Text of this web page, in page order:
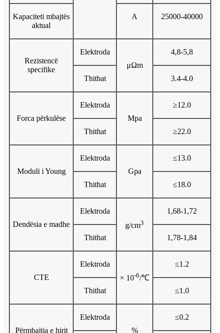
Kapaciteti mbajtës
aktual
A 25000-40000
Rezistencë
specifike
Elektroda
μΩm
4,8-5,8
Thithat 3.4-4.0
Forca përkulëse
Elektroda
Mpa
≥12.0
Thithat ≥22.0
Moduli i Young
Elektroda
Gpa
≤13.0
Thithat ≤18.0
Dendësia e madhe
Elektroda
g/cm3
1,68-1,72
Thithat 1,78-1,84
CTE
Elektroda
× 10-6/℃
≤1.2
Thithat ≤1.0
Përmbajtja e hirit
Elektroda
%
≤0.2